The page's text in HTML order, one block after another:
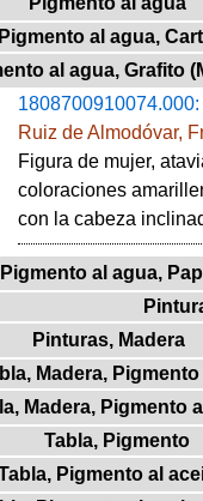
Pigmento al agua,
al agua, Grafito
1808700910074.000:
Ruiz de Almodóvar,
Figura de mujer,
coloraciones
con la cabeza
Pigmento al agua,
Pinturas, Madera
Madera,
Madera, Pigmento
Tabla, Pigmento
Pigmento al